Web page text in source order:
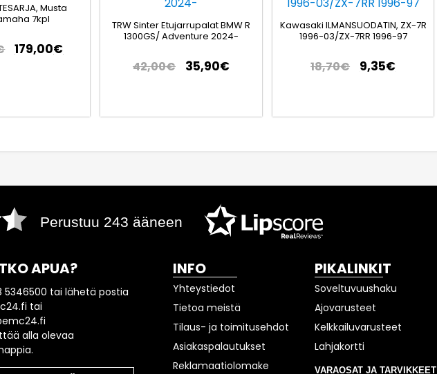
Musta
7kpl
179,00€
TRW Sinter Etujarrupalat BMW R
1300GS/ Adventure 2024-
42,00€ 35,90€
Kawasaki ILMANSUODATIN, ZX-7R
1996-03/ZX-7RR 1996-97
18,70€ 9,35€
Perustuu 243 ääneen
APUA?
5346500 tai lähetä postia
tai
alla olevaa
INFO
Yhteystiedot
Tietoa meistä
Tilaus- ja toimitusehdot
Asiakaspalautukset
Reklamaatiolomake
PIKALINKIT
Soveltuvuushaku
Ajovarusteet
Kelkkailuvarusteet
Lahjakortti
VARAOSAT JA TARVIKKEET